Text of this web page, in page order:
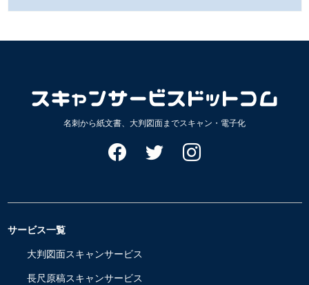
名刺から紙文書、大判図面までスキャン・電子化
サービス一覧
大判図面スキャンサービス
長尺原稿スキャンサービス